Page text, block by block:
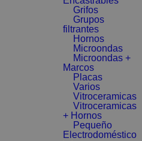
Grifos
Grupos
filtrantes
Hornos
Microondas
Microondas +
Marcos
Placas
Varios
Vitroceramicas
Vitroceramicas
+ Hornos
Pequeño
Electrodoméstico